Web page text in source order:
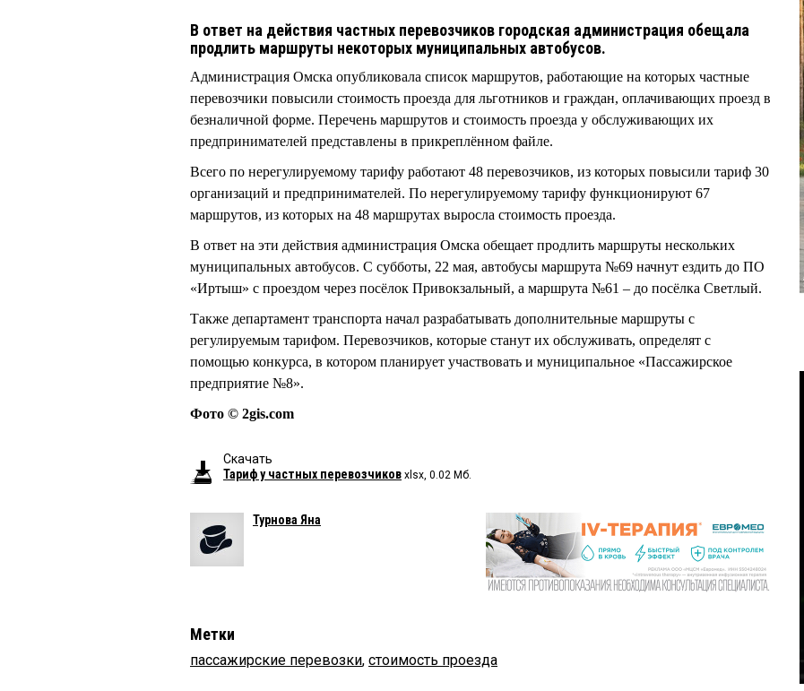
В ответ на действия частных перевозчиков городская администрация обещала
продлить маршруты некоторых муниципальных автобусов.
Администрация Омска опубликовала список маршрутов, работающие на которых частные
перевозчики повысили стоимость проезда для льготников и граждан, оплачивающих проезд в
безналичной форме. Перечень маршрутов и стоимость проезда у обслуживающих их
предпринимателей представлены в прикреплённом файле.
Всего по нерегулируемому тарифу работают 48 перевозчиков, из которых повысили тариф 30
организаций и предпринимателей. По нерегулируемому тарифу функционируют 67
маршрутов, из которых на 48 маршрутах выросла стоимость проезда.
В ответ на эти действия администрация Омска обещает продлить маршруты нескольких
муниципальных автобусов. С субботы, 22 мая, автобусы маршрута №69 начнут ездить до ПО
«Иртыш» с проездом через посёлок Привокзальный, а маршрута №61 – до посёлка Светлый.
Также департамент транспорта начал разрабатывать дополнительные маршруты с
регулируемым тарифом. Перевозчиков, которые станут их обслуживать, определят с
помощью конкурса, в котором планирует участвовать и муниципальное «Пассажирское
предприятие №8».
Фото © 2gis.com
Скачать
Тариф у частных перевозчиков xlsx, 0.02 Мб.
Турнова Яна
Метки
пассажирские перевозки, стоимость проезда